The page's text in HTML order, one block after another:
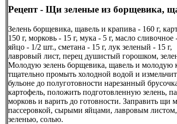
Рецепт - Щи зеленые из борщевика,
Зелень борщевика, щавель и крапива - 160 г,
150 г, морковь - 15 г, мука - 5 г, масло сливочное
яйцо - 1/2 шт., сметана - 15 г, лук зеленый - 15 г,
лавровый лист, перец душистый горошком,
Молодую зелень борщевика, щавель и молодую
тщательно промыть холодной водой и
бульоне до полуготовности нарезанный
картофель, положить подготовленную зелень,
морковь и варить до готовности. Заправить щи
пассеровкой, сырыми яйцами, лавровым
зеленью, солью.